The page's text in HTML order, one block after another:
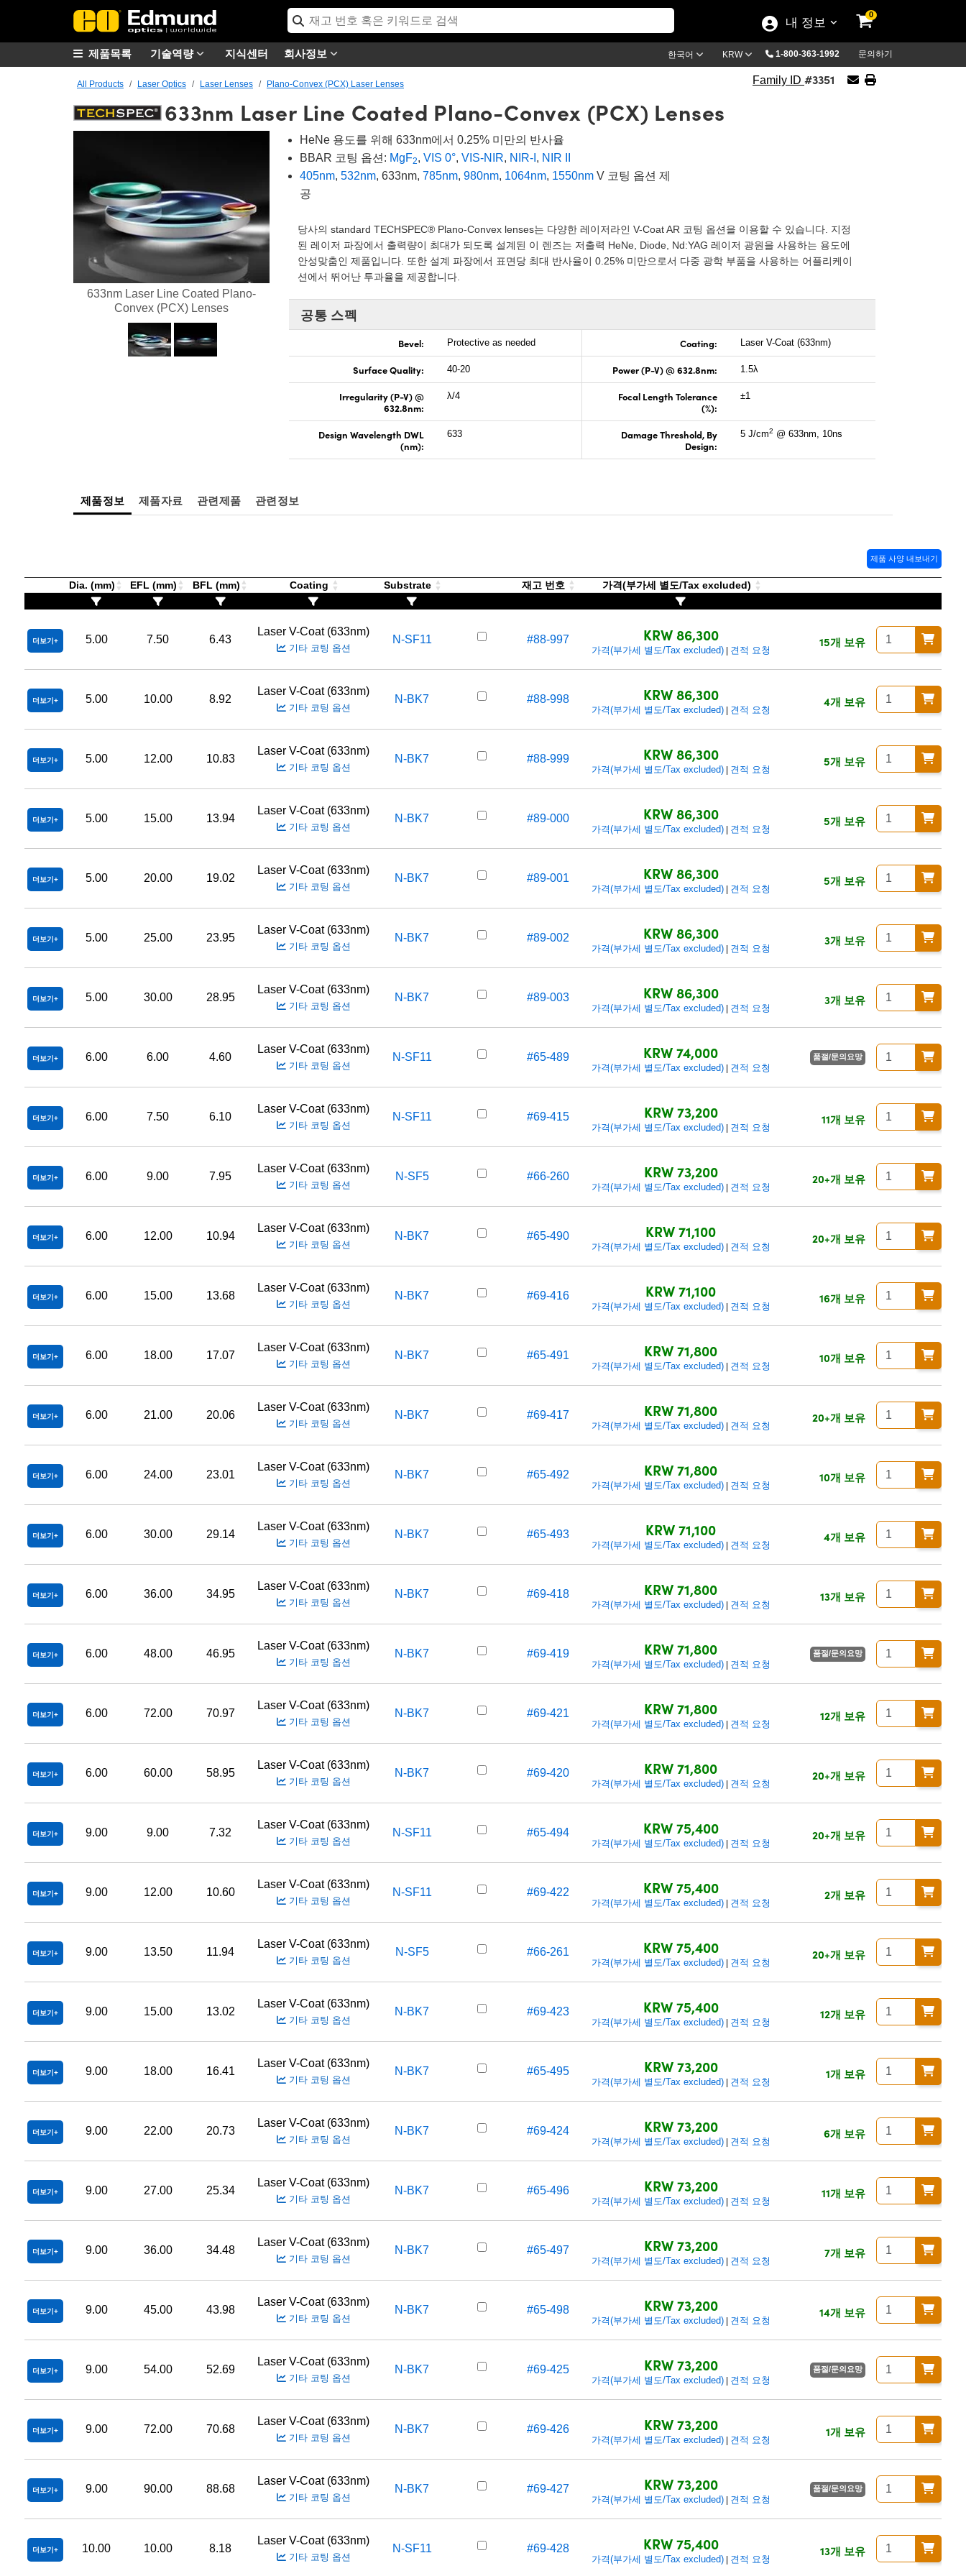
내 정보
0
기술역량 지식센터 회사정보 한국어 KRW 1-800-363-1992 문의하기
제품목록
All Products Laser Optics Laser Lenses Plano-Convex (PCX) Laser Lenses Family ID #3351
633nm Laser Line Coated Plano-Convex (PCX) Lenses
633nm Laser Line Coated Plano-
Convex (PCX) Lenses
HeNe 용도를 위해 633nm에서 0.25% 미만의 반사율
BBAR 코팅 옵션: MgF2, VIS 0°, VIS-NIR, NIR-I , NIR II
405nm, 532nm, 633nm, 785nm, 980nm, 1064nm, 1550nm V 코팅 옵션 제
공
당사의 standard TECHSPEC® Plano-Convex lenses는 다양한 레이저라인 V-Coat AR 코팅 옵션을 이용할 수 있습니다. 지정
된 레이저 파장에서 출력량이 최대가 되도록 설계된 이 렌즈는 저출력 HeNe, Diode, Nd:YAG 레이저 광원을 사용하는 용도에
안성맞춤인 제품입니다. 또한 설계 파장에서 표면당 최대 반사율이 0.25% 미만으로서 다중 광학 부품을 사용하는 어플리케이
션에서 뛰어난 투과율을 제공합니다.
공통 스펙
Bevel: Protective as needed Coating: Laser V-Coat (633nm)
Surface Quality: 40-20 Power (P-V) @ 632.8nm: 1.5λ
Irregularity (P-V) @
632.8nm:
λ/4
Focal Length Tolerance
(%):
±1
Design Wavelength DWL
(nm):
633
Damage Threshold, By
Design:
5 J/cm2 @ 633nm, 10ns
제품정보 제품자료 관련제품 관련정보
제품 사양 내보내기
Dia. (mm) EFL (mm) BFL (mm) Coating Substrate 재고 번호 가격(부가세 별도/Tax excluded)
더보기 5.00 7.50 6.43
Laser V-Coat (633nm)
기타 코팅 옵션
N-SF11 #88-997 KRW 86,300
가격(부가세 별도/Tax excluded)| 견적 요청
15개 보유
더보기 5.00 10.00 8.92
Laser V-Coat (633nm)
기타 코팅 옵션
N-BK7 #88-998 KRW 86,300
가격(부가세 별도/Tax excluded)| 견적 요청
4개 보유
더보기 5.00 12.00 10.83
Laser V-Coat (633nm)
기타 코팅 옵션
N-BK7 #88-999 KRW 86,300
가격(부가세 별도/Tax excluded)| 견적 요청
5개 보유
더보기 5.00 15.00 13.94
Laser V-Coat (633nm)
기타 코팅 옵션
N-BK7 #89-000 KRW 86,300
가격(부가세 별도/Tax excluded)| 견적 요청
5개 보유
더보기 5.00 20.00 19.02
Laser V-Coat (633nm)
기타 코팅 옵션
N-BK7 #89-001 KRW 86,300
가격(부가세 별도/Tax excluded)| 견적 요청
5개 보유
더보기 5.00 25.00 23.95
Laser V-Coat (633nm)
기타 코팅 옵션
N-BK7 #89-002 KRW 86,300
가격(부가세 별도/Tax excluded)| 견적 요청
3개 보유
더보기 5.00 30.00 28.95
Laser V-Coat (633nm)
기타 코팅 옵션
N-BK7 #89-003 KRW 86,300
가격(부가세 별도/Tax excluded)| 견적 요청
3개 보유
더보기 6.00 6.00 4.60
Laser V-Coat (633nm)
기타 코팅 옵션
N-SF11 #65-489 KRW 74,000
가격(부가세 별도/Tax excluded)| 견적 요청
품절/문의요망
더보기 6.00 7.50 6.10
Laser V-Coat (633nm)
기타 코팅 옵션
N-SF11 #69-415 KRW 73,200
가격(부가세 별도/Tax excluded)| 견적 요청
11개 보유
더보기 6.00 9.00 7.95
Laser V-Coat (633nm)
기타 코팅 옵션
N-SF5 #66-260 KRW 73,200
가격(부가세 별도/Tax excluded)| 견적 요청
20+개 보유
더보기 6.00 12.00 10.94
Laser V-Coat (633nm)
기타 코팅 옵션
N-BK7 #65-490 KRW 71,100
가격(부가세 별도/Tax excluded)| 견적 요청
20+개 보유
더보기 6.00 15.00 13.68
Laser V-Coat (633nm)
기타 코팅 옵션
N-BK7 #69-416 KRW 71,100
가격(부가세 별도/Tax excluded)| 견적 요청
16개 보유
더보기 6.00 18.00 17.07
Laser V-Coat (633nm)
기타 코팅 옵션
N-BK7 #65-491 KRW 71,800
가격(부가세 별도/Tax excluded)| 견적 요청
10개 보유
더보기 6.00 21.00 20.06
Laser V-Coat (633nm)
기타 코팅 옵션
N-BK7 #69-417 KRW 71,800
가격(부가세 별도/Tax excluded)| 견적 요청
20+개 보유
더보기 6.00 24.00 23.01
Laser V-Coat (633nm)
기타 코팅 옵션
N-BK7 #65-492 KRW 71,800
가격(부가세 별도/Tax excluded)| 견적 요청
10개 보유
더보기 6.00 30.00 29.14
Laser V-Coat (633nm)
기타 코팅 옵션
N-BK7 #65-493 KRW 71,100
가격(부가세 별도/Tax excluded)| 견적 요청
4개 보유
더보기 6.00 36.00 34.95
Laser V-Coat (633nm)
기타 코팅 옵션
N-BK7 #69-418 KRW 71,800
가격(부가세 별도/Tax excluded)| 견적 요청
13개 보유
더보기 6.00 48.00 46.95
Laser V-Coat (633nm)
기타 코팅 옵션
N-BK7 #69-419 KRW 71,800
가격(부가세 별도/Tax excluded)| 견적 요청
품절/문의요망
더보기 6.00 72.00 70.97
Laser V-Coat (633nm)
기타 코팅 옵션
N-BK7 #69-421 KRW 71,800
가격(부가세 별도/Tax excluded)| 견적 요청
12개 보유
더보기 6.00 60.00 58.95
Laser V-Coat (633nm)
기타 코팅 옵션
N-BK7 #69-420 KRW 71,800
가격(부가세 별도/Tax excluded)| 견적 요청
20+개 보유
더보기 9.00 9.00 7.32
Laser V-Coat (633nm)
기타 코팅 옵션
N-SF11 #65-494 KRW 75,400
가격(부가세 별도/Tax excluded)| 견적 요청
20+개 보유
더보기 9.00 12.00 10.60
Laser V-Coat (633nm)
기타 코팅 옵션
N-SF11 #69-422 KRW 75,400
가격(부가세 별도/Tax excluded)| 견적 요청
2개 보유
더보기 9.00 13.50 11.94
Laser V-Coat (633nm)
기타 코팅 옵션
N-SF5 #66-261 KRW 75,400
가격(부가세 별도/Tax excluded)| 견적 요청
20+개 보유
더보기 9.00 15.00 13.02
Laser V-Coat (633nm)
기타 코팅 옵션
N-BK7 #69-423 KRW 75,400
가격(부가세 별도/Tax excluded)| 견적 요청
12개 보유
더보기 9.00 18.00 16.41
Laser V-Coat (633nm)
기타 코팅 옵션
N-BK7 #65-495 KRW 73,200
가격(부가세 별도/Tax excluded)| 견적 요청
1개 보유
더보기 9.00 22.00 20.73
Laser V-Coat (633nm)
기타 코팅 옵션
N-BK7 #69-424 KRW 73,200
가격(부가세 별도/Tax excluded)| 견적 요청
6개 보유
더보기 9.00 27.00 25.34
Laser V-Coat (633nm)
기타 코팅 옵션
N-BK7 #65-496 KRW 73,200
가격(부가세 별도/Tax excluded)| 견적 요청
11개 보유
더보기 9.00 36.00 34.48
Laser V-Coat (633nm)
기타 코팅 옵션
N-BK7 #65-497 KRW 73,200
가격(부가세 별도/Tax excluded)| 견적 요청
7개 보유
더보기 9.00 45.00 43.98
Laser V-Coat (633nm)
기타 코팅 옵션
N-BK7 #65-498 KRW 73,200
가격(부가세 별도/Tax excluded)| 견적 요청
14개 보유
더보기 9.00 54.00 52.69
Laser V-Coat (633nm)
기타 코팅 옵션
N-BK7 #69-425 KRW 73,200
가격(부가세 별도/Tax excluded)| 견적 요청
품절/문의요망
더보기 9.00 72.00 70.68
Laser V-Coat (633nm)
기타 코팅 옵션
N-BK7 #69-426 KRW 73,200
가격(부가세 별도/Tax excluded)| 견적 요청
1개 보유
더보기 9.00 90.00 88.68
Laser V-Coat (633nm)
기타 코팅 옵션
N-BK7 #69-427 KRW 73,200
가격(부가세 별도/Tax excluded)| 견적 요청
품절/문의요망
더보기 10.00 10.00 8.18
Laser V-Coat (633nm)
기타 코팅 옵션
N-SF11 #69-428 KRW 75,400
가격(부가세 별도/Tax excluded)| 견적 요청
13개 보유